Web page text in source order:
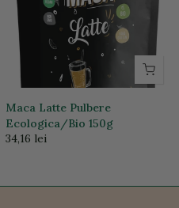
Maca Latte Pulbere
Ecologica/Bio 150g
34,16 lei